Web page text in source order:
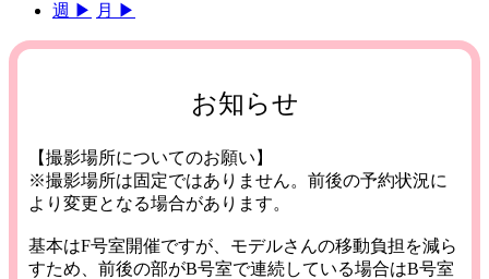
週 ▶︎ 月 ▶︎
お知らせ
【撮影場所についてのお願い】
※撮影場所は固定ではありません。前後の予約状況に
より変更となる場合があります。
基本はF号室開催ですが、モデルさんの移動負担を減ら
すため、前後の部がB号室で連続している場合はB号室